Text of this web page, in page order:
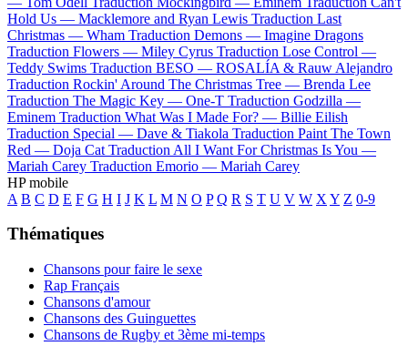
Hold Us — Macklemore and Ryan Lewis Traduction Last
Christmas — Wham Traduction Demons — Imagine Dragons
Traduction Flowers — Miley Cyrus Traduction Lose Control —
Teddy Swims Traduction BESO — ROSALÍA & Rauw Alejandro
Traduction Rockin' Around The Christmas Tree — Brenda Lee
Traduction The Magic Key — One-T Traduction Godzilla —
Eminem Traduction What Was I Made For? — Billie Eilish
Traduction Special — Dave & Tiakola Traduction Paint The Town
Red — Doja Cat Traduction All I Want For Christmas Is You —
Mariah Carey Traduction Emorio — Mariah Carey
HP mobile
A B C D E F G H I J K L M N O P Q R S T U V W X Y Z 0-9
Thématiques
Chansons pour faire le sexe
Rap Français
Chansons d'amour
Chansons des Guinguettes
Chansons de Rugby et 3ème mi-temps